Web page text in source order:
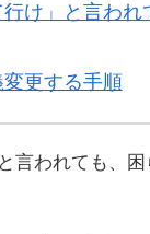
け」と言われ
更する手順
言われても、